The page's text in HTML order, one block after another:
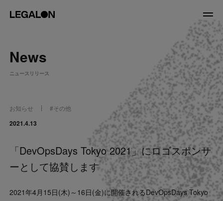
About
役員紹介
Service
News
News
ニュースリリース
お知らせ #その他
2021.4.13
「DevOpsDays Tokyo 2021」にロゴスポンサ
ーとして協賛します
2021年4月15日(木)～16日(金)に開催されるDevOpsDays Tokyo